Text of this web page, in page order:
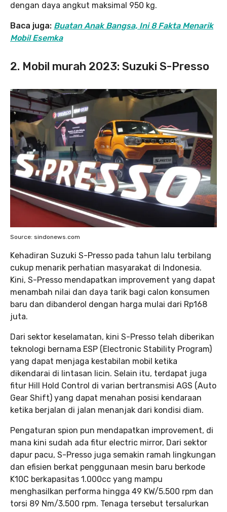
dengan daya angkut maksimal 950 kg.
Baca juga: Buatan Anak Bangsa, Ini 8 Fakta Menarik
Mobil Esemka
2. Mobil murah 2023: Suzuki S-Presso
Source: sindonews.com
Kehadiran Suzuki S-Presso pada tahun lalu terbilang
cukup menarik perhatian masyarakat di Indonesia.
Kini, S-Presso mendapatkan improvement yang dapat
menambah nilai dan daya tarik bagi calon konsumen
baru dan dibanderol dengan harga mulai dari Rp168
juta.
Dari sektor keselamatan, kini S-Presso telah diberikan
teknologi bernama ESP (Electronic Stability Program)
yang dapat menjaga kestabilan mobil ketika
dikendarai di lintasan licin. Selain itu, terdapat juga
fitur Hill Hold Control di varian bertransmisi AGS (Auto
Gear Shift) yang dapat menahan posisi kendaraan
ketika berjalan di jalan menanjak dari kondisi diam.
Pengaturan spion pun mendapatkan improvement, di
mana kini sudah ada fitur electric mirror, Dari sektor
dapur pacu, S-Presso juga semakin ramah lingkungan
dan efisien berkat penggunaan mesin baru berkode
K10C berkapasitas 1.000cc yang mampu
menghasilkan performa hingga 49 KW/5.500 rpm dan
torsi 89 Nm/3.500 rpm. Tenaga tersebut tersalurkan